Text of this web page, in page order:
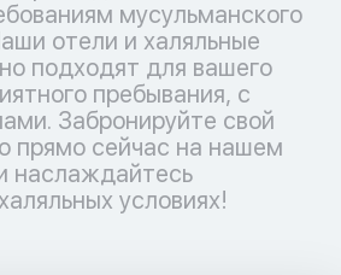
мусульманского
отели и халяльные
подходят для вашего
пребывания, с
Забронируйте свой
прямо сейчас на нашем
наслаждайтесь
условиях!